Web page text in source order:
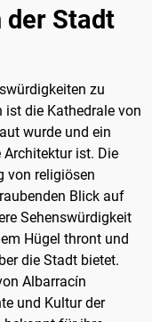
der Stadt
zu
ist die Kathedrale von
wurde und ein
ist. Die
von religiösen
Blick auf
Sehenswürdigkeit
Hügel thront und
die Stadt bietet.
Albarracín
und Kultur der